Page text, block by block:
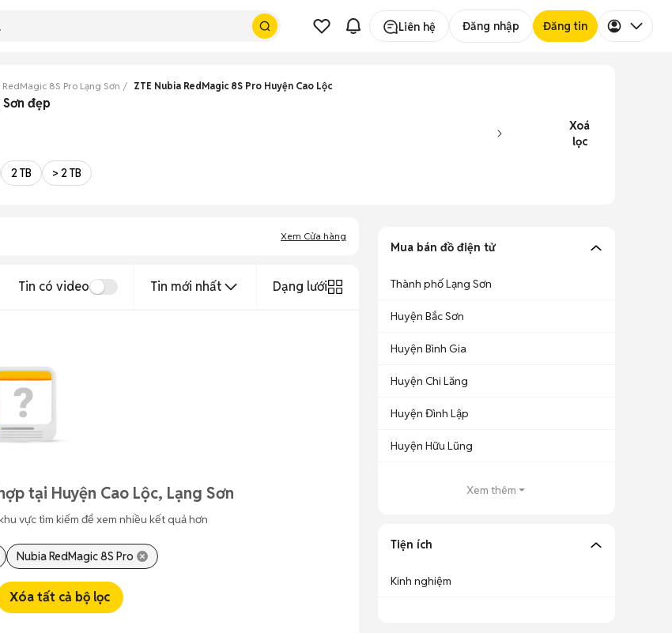
Liên hệ Đăng nhập Đăng tin
RedMagic 8S Pro Lạng Sơn ZTE Nubia RedMagic 8S Pro Huyện Cao Lộc
đẹp
Xoá
lọc
2 TB > 2 TB
Xem Cửa hàng
Tin có video Tin mới nhất Dạng lưới
tại Huyện Cao Lộc, Lạng Sơn
vực tìm kiếm để xem nhiều kết quả hơn
Nubia RedMagic 8S Pro
Xóa tất cả bộ lọc
Mua bán đồ điện tử
Thành phố Lạng Sơn
Huyện Bắc Sơn
Huyện Bình Gia
Huyện Chi Lăng
Huyện Đình Lập
Huyện Hữu Lũng
Xem thêm
Tiện ích
Kinh nghiệm